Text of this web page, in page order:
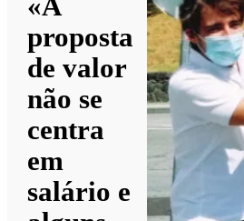
proposta
de valor
não se
centra
em
salário e